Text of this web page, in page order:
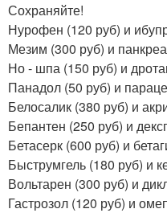
Сохраняйте!
Нурофен (120 руб) и
Мезим (300 руб) и
Но - шпа (150 руб) и
Панадол (50 руб) и
Белосалик (380 руб) и
Бепантен (250 руб) и
Бетасерк (600 руб) и
Быструмгель (180 руб) и
Вольтарен (300 руб) и
Гастрозол (120 руб) и